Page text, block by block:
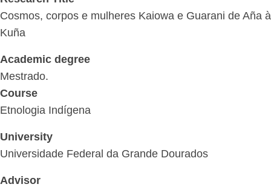
Cosmos, corpos e mulheres Kaiowa e Guarani de Aña à
Kuña
Academic degree
Mestrado.
Course
Etnologia Indígena
University
Universidade Federal da Grande Dourados
Advisor